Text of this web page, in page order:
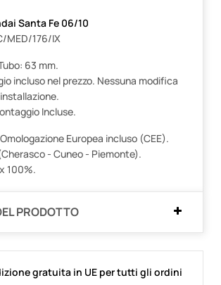
Santa Fe 06/10
MED/176/IX
63 mm.
incluso nel prezzo. Nessuna modifica
Incluse.
Europea incluso (CEE).
- Cuneo - Piemonte).
100%.
PRODOTTO
gratuita in UE per tutti gli ordini